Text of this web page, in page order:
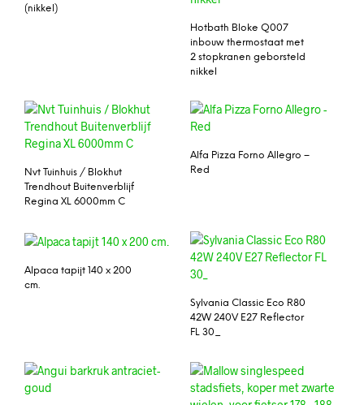
(nikkel)
Hotbath Bloke Q007
inbouw thermostaat met
2 stopkranen geborsteld
nikkel
Nvt Tuinhuis / Blokhut
Trendhout Buitenverblijf
Regina XL 6000mm C
Alfa Pizza Forno Allegro –
Red
Alpaca tapijt 140 x 200
cm.
Sylvania Classic Eco R80
42W 240V E27 Reflector
FL 30_